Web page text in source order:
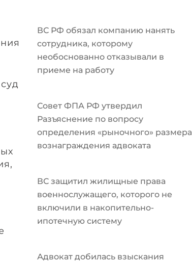
ВС РФ обязал компанию нанять
сотрудника, которому
необоснованно отказывали в
приеме на работу
Совет ФПА РФ утвердил
Разъяснение по вопросу
определения «рыночного» размера
вознаграждения адвоката
ВС защитил жилищные права
военнослужащего, которого не
включили в накопительно-
ипотечную систему
Адвокат добилась взыскания